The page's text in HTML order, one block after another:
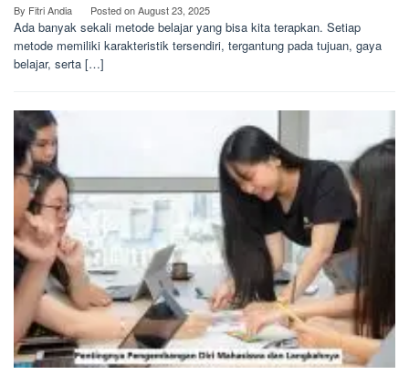
By Fitri Andia Posted onAugust 23, 2025
Ada banyak sekali metode belajar yang bisa kita terapkan. Setiap
metode memiliki karakteristik tersendiri, tergantung pada tujuan, gaya
belajar, serta […]